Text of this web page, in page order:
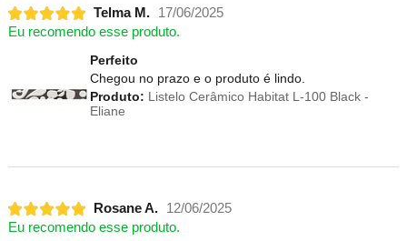
Telma M.
17/06/2025
Eu recomendo esse produto.
Perfeito
Chegou no prazo e o produto é lindo.
Produto: Listelo Cerâmico Habitat L-100 Black -
Eliane
Rosane A.
12/06/2025
Eu recomendo esse produto.